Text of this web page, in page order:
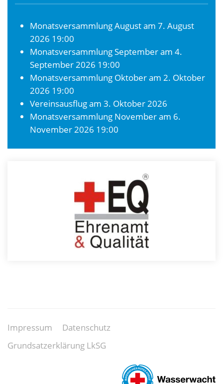
Monatsversammlung Augustam 7. August
2026 19:00
Monatsversammlung Septemberam 4.
September 2026 19:00
Monatsversammlung Oktoberam 2. Oktober
2026 19:00
Vereinsausflugam 3. Oktober 2026
Monatsversammlung Novemberam 6.
November 2026 19:00
Impressum
Datenschutz
Grundsatzerklärung LkSG